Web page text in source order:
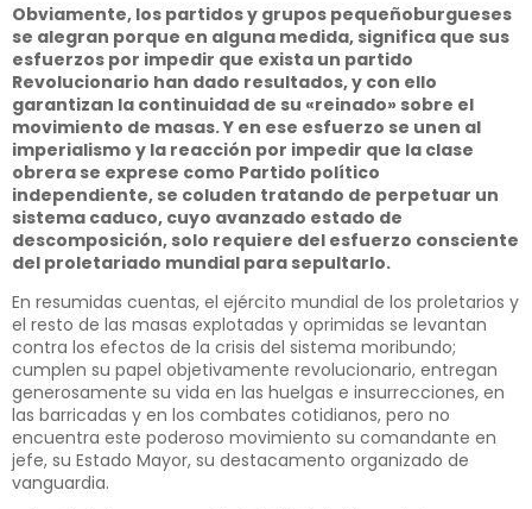
Obviamente, los partidos y grupos pequeñoburgueses
se alegran porque en alguna medida, significa que sus
esfuerzos por impedir que exista un partido
Revolucionario han dado resultados, y con ello
garantizan la continuidad de su «reinado» sobre el
movimiento de masas. Y en ese esfuerzo se unen al
imperialismo y la reacción por impedir que la clase
obrera se exprese como Partido político
independiente, se coluden tratando de perpetuar un
sistema caduco, cuyo avanzado estado de
descomposición, solo requiere del esfuerzo consciente
del proletariado mundial para sepultarlo.
En resumidas cuentas, el ejército mundial de los proletarios y
el resto de las masas explotadas y oprimidas se levantan
contra los efectos de la crisis del sistema moribundo;
cumplen su papel objetivamente revolucionario, entregan
generosamente su vida en las huelgas e insurrecciones, en
las barricadas y en los combates cotidianos, pero no
encuentra este poderoso movimiento su comandante en
jefe, su Estado Mayor, su destacamento organizado de
vanguardia.